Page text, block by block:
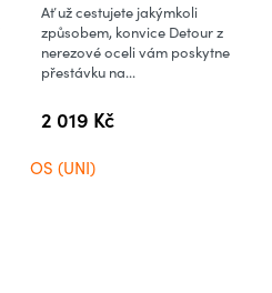
2 019 Kč
Ať už cestujete jakýmkoli
způsobem, konvice Detour z
nerezové oceli vám poskytne
přestávku na...
OS (UNI)